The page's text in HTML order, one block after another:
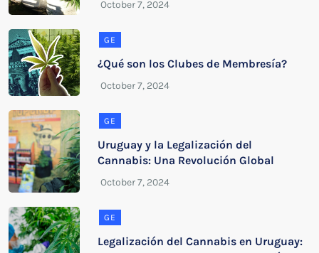
GE
¿Qué son los Clubes de Membresía?
GE
Uruguay y la Legalización del
Cannabis: Una Revolución Global
GE
Legalización del Cannabis en Uruguay: